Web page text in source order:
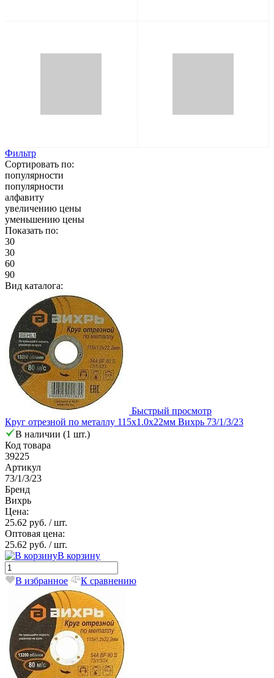
Фильтр
Сортировать по:
популярности
популярности
алфавиту
увеличению цены
уменьшению цены
Показать по:
30
30
60
90
Вид каталога:
Быстрый просмотр
Круг отрезной по металлу 115х1.0х22мм Вихрь 73/1/3/23
В наличии (1 шт.)
Код товара
39225
Артикул
73/1/3/23
Бренд
Вихрь
Цена:
25.62 руб. / шт.
Оптовая цена:
25.62 руб. / шт.
В корзину
В избранное К сравнению